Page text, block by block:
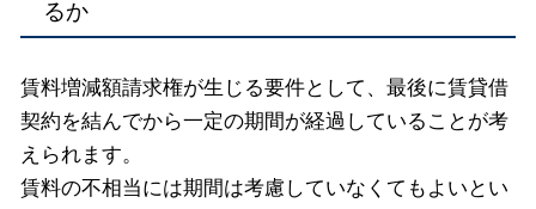
るか
賃料増減額請求権が生じる要件として、最後に賃貸借
契約を結んでから一定の期間が経過していることが考
えられます。
賃料の不相当には期間は考慮していなくてもよいとい